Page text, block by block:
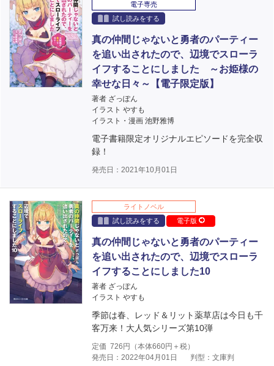
電子専売
試し読みをする
真の仲間じゃないと勇者のパーティー
を追い出されたので、辺境でスローラ
イフすることにしました ～お姫様の
幸せな日々～【電子限定版】
著者 ざっぽん
イラスト やすも
イラスト・漫画 池野雅博
電子書籍限定オリジナルエピソードを完全収
録！
発売日：2021年10月01日
ライトノベル
試し読みをする
電子版
真の仲間じゃないと勇者のパーティー
を追い出されたので、辺境でスローラ
イフすることにしました10
著者 ざっぽん
イラスト やすも
季節は春、レッド＆リット薬草店は今日も千
客万来！大人気シリーズ第10弾
定価 726 円（本体660円＋税）
発売日：2022年04月01日
判型：文庫判